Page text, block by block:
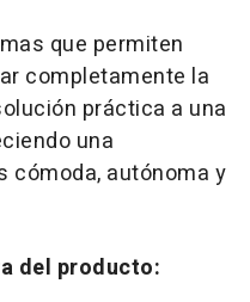
que permiten
completamente la
práctica a una
una
cómoda, autónoma y
del producto: